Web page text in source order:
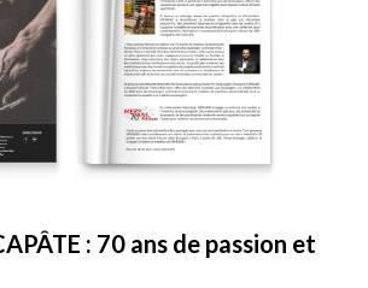
: 70 ans de passion et